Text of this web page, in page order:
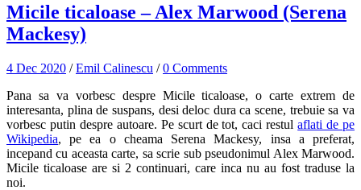
Micile ticaloase – Alex Marwood (Serena
Mackesy)
4 Dec 2020 /Emil Calinescu /0 Comments
Pana sa va vorbesc despre Micile ticaloase, o carte extrem de
interesanta, plina de suspans, desi deloc dura ca scene, trebuie sa va
vorbesc putin despre autoare. Pe scurt de tot, caci restulaflati de pe
Wikipedia, pe ea o cheama Serena Mackesy, insa a preferat,
incepand cu aceasta carte, sa scrie sub pseudonimul Alex Marwood.
Micile ticaloase are si 2 continuari, care inca nu au fost traduse la
noi.